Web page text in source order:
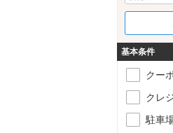
基本条件
クー
クレ
駐車